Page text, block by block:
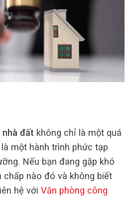
nhà đất không chỉ là một quá
một hành trình phức tạp
Nếu bạn đang gặp khó
chấp nào đó và không biết
hệ với Văn phòng công